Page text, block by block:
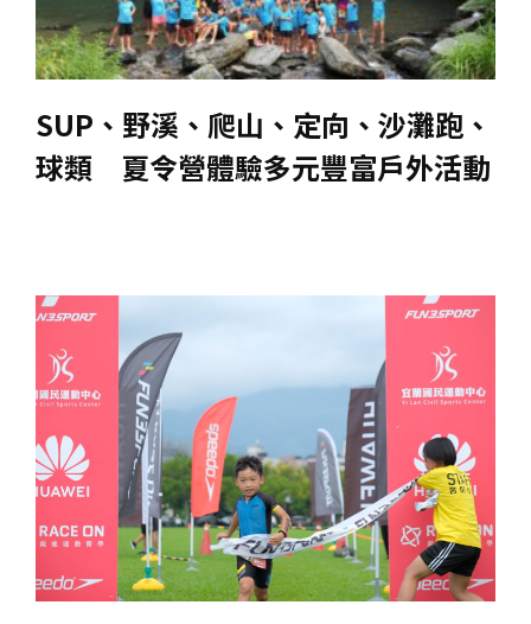
SUP、野溪、爬山、定向、沙灘跑、
球類 夏令營體驗多元豐富戶外活動